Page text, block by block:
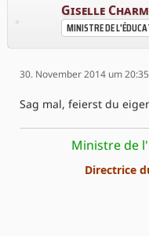
Giselle
30. November 2014 um 20:35
Sag mal, feierst du
Ministre de
Directrice